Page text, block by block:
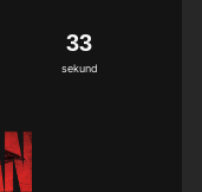
sekund
32